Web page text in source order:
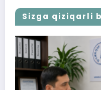
Sizga qiziqarli